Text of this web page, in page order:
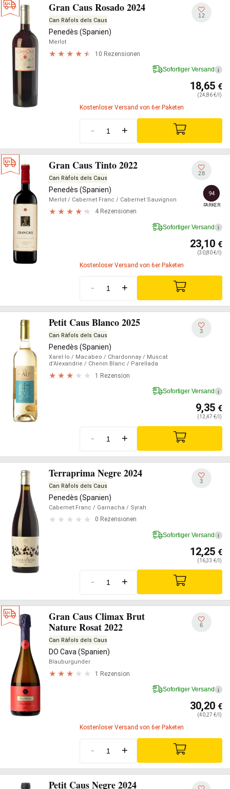
Gran Caus Rosado 2024
Can Ràfols dels Caus
Penedès (Spanien)
Merlot
10 Rezensionen
12
Sofortiger Versand i
18,65 €
(24,86 €/l)
Kostenloser Versand von 6er Paketen
- +
Gran Caus Tinto 2022
Can Ràfols dels Caus
Penedès (Spanien)
Merlot / Cabernet Franc / Cabernet Sauvignon
4 Rezensionen
28
94
PARKER
Sofortiger Versand i
23,10 €
(30,80 €/l)
Kostenloser Versand von 6er Paketen
- +
Petit Caus Blanco 2025
Can Ràfols dels Caus
Penedès (Spanien)
Xarel·lo / Macabeo / Chardonnay / Muscat
d’Alexandrie / Chenin Blanc / Parellada
1 Rezension
3
Sofortiger Versand i
9,35 €
(12,47 €/l)
- +
Terraprima Negre 2024
Can Ràfols dels Caus
Penedès (Spanien)
Cabernet Franc / Garnacha / Syrah
0 Rezensionen
3
Sofortiger Versand i
12,25 €
(16,33 €/l)
- +
Gran Caus Climax Brut
Nature Rosat 2022
Can Ràfols dels Caus
DO Cava (Spanien)
Blauburgunder
1 Rezension
6
Sofortiger Versand i
30,20 €
(40,27 €/l)
Kostenloser Versand von 6er Paketen
- +
Petit Caus Negre 2024